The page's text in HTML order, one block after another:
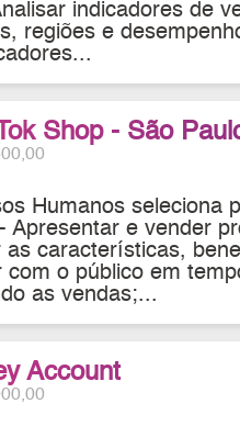
indicadores de
regiões e
Shop - São
Humanos seleciona
Apresentar e vender
características,
o público em
as vendas;...
Account